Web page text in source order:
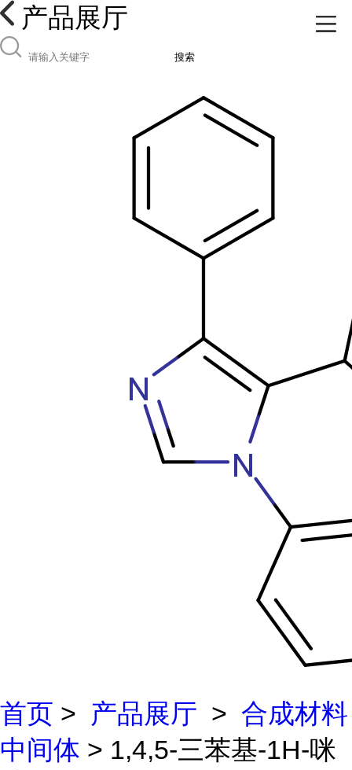
产品展厅
搜索
首页 > 产品展厅 > 合成材料
中间体 > 1,4,5-三苯基-1H-咪